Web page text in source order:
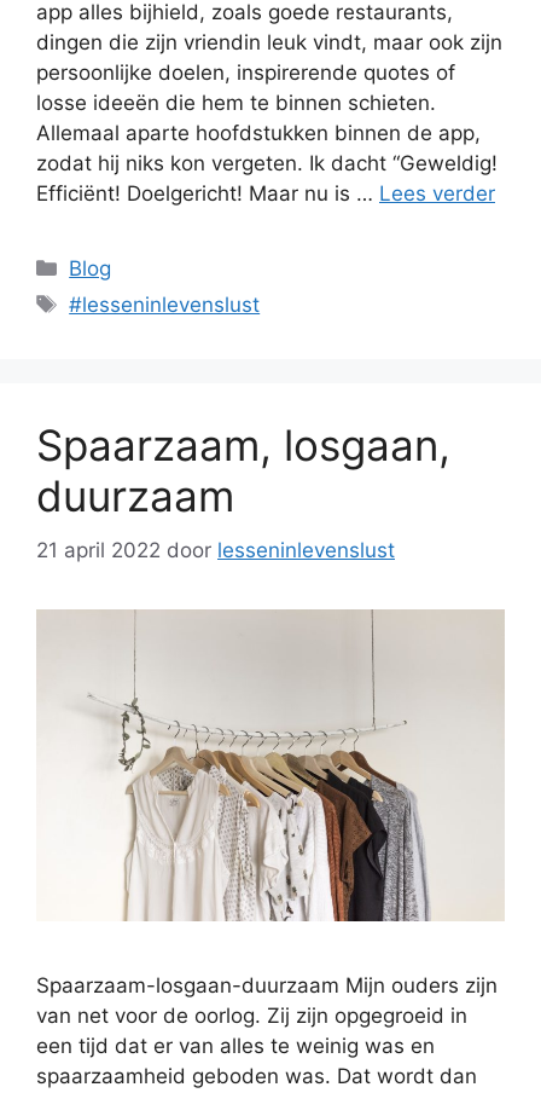
app alles bijhield, zoals goede restaurants,
dingen die zijn vriendin leuk vindt, maar ook zijn
persoonlijke doelen, inspirerende quotes of
losse ideeën die hem te binnen schieten.
Allemaal aparte hoofdstukken binnen de app,
zodat hij niks kon vergeten. Ik dacht “Geweldig!
Efficiënt! Doelgericht! Maar nu is … Lees verder
Categorieën
Blog
Tags
#lesseninlevenslust
Spaarzaam, losgaan,
duurzaam
21 april 2022 door lesseninlevenslust
Spaarzaam-losgaan-duurzaam Mijn ouders zijn
van net voor de oorlog. Zij zijn opgegroeid in
een tijd dat er van alles te weinig was en
spaarzaamheid geboden was. Dat wordt dan